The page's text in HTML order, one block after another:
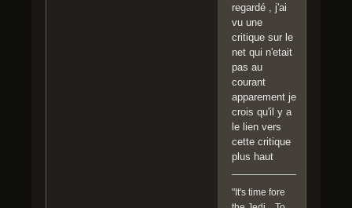
regardé , j'ai
vu une
critique sur le
net qui n'etait
pas au
courant
apparement je
crois qu'il y a
le lien vers
cette critique
plus haut
"It's time fore